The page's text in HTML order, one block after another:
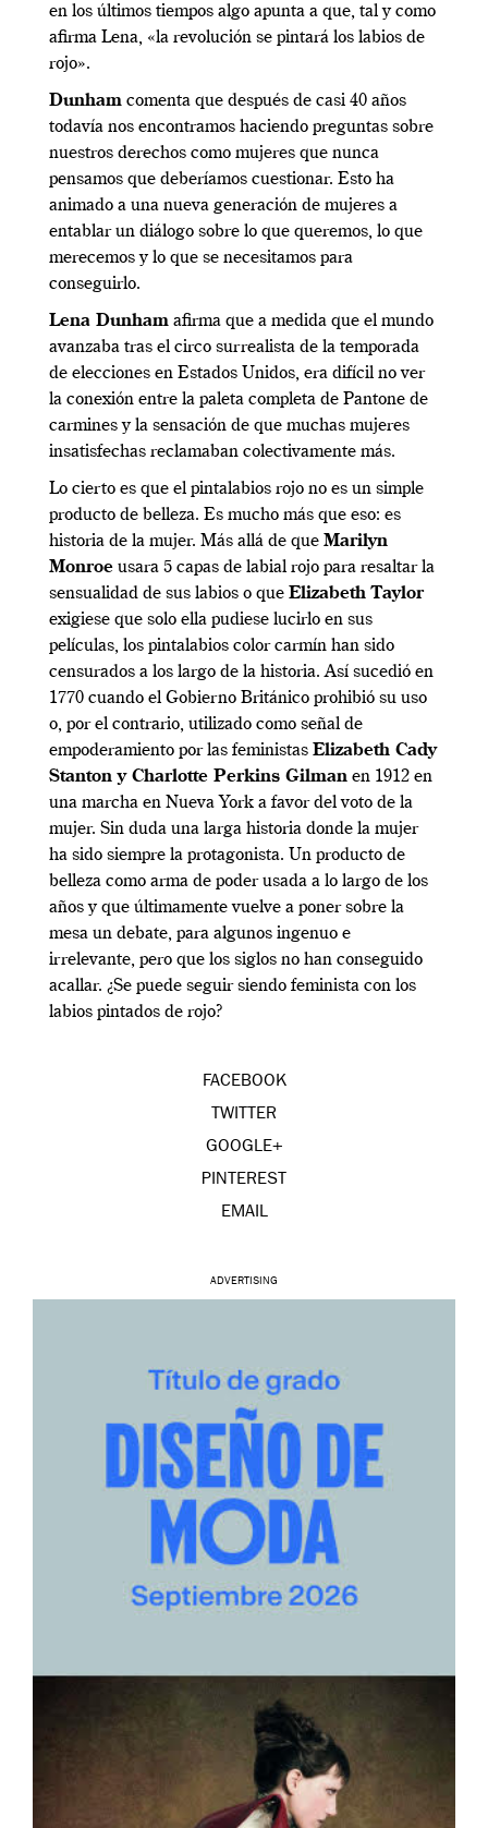
en los últimos tiempos algo apunta a que, tal y como
afirma Lena, «la revolución se pintará los labios de
rojo».
Dunham comenta que después de casi 40 años
todavía nos encontramos haciendo preguntas sobre
nuestros derechos como mujeres que nunca
pensamos que deberíamos cuestionar. Esto ha
animado a una nueva generación de mujeres a
entablar un diálogo sobre lo que queremos, lo que
merecemos y lo que se necesitamos para
conseguirlo.
Lena Dunham afirma que a medida que el mundo
avanzaba tras el circo surrealista de la temporada
de elecciones en Estados Unidos, era difícil no ver
la conexión entre la paleta completa de Pantone de
carmines y la sensación de que muchas mujeres
insatisfechas reclamaban colectivamente más.
Lo cierto es que el pintalabios rojo no es un simple
producto de belleza. Es mucho más que eso: es
historia de la mujer. Más allá de que Marilyn
Monroe usara 5 capas de labial rojo para resaltar la
sensualidad de sus labios o que Elizabeth Taylor
exigiese que solo ella pudiese lucirlo en sus
películas, los pintalabios color carmín han sido
censurados a los largo de la historia. Así sucedió en
1770 cuando el Gobierno Británico prohibió su uso
o, por el contrario, utilizado como señal de
empoderamiento por las feministas Elizabeth Cady
Stanton y Charlotte Perkins Gilman en 1912 en
una marcha en Nueva York a favor del voto de la
mujer. Sin duda una larga historia donde la mujer
ha sido siempre la protagonista. Un producto de
belleza como arma de poder usada a lo largo de los
años y que últimamente vuelve a poner sobre la
mesa un debate, para algunos ingenuo e
irrelevante, pero que los siglos no han conseguido
acallar. ¿Se puede seguir siendo feminista con los
labios pintados de rojo?
FACEBOOK
TWITTER
GOOGLE+
PINTEREST
EMAIL
ADVERTISING